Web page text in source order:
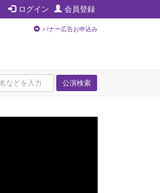
ログイン 会員登録
バナー広告お申込み
公演検索